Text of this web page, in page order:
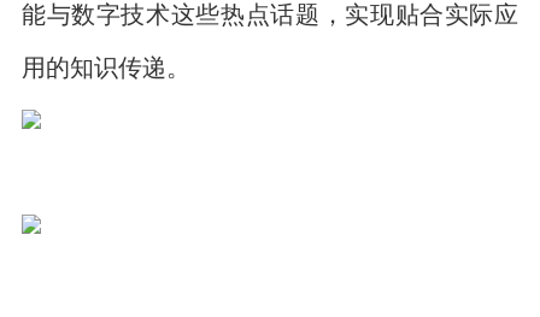
能与数字技术这些热点话题，实现贴合实际应
用的知识传递。